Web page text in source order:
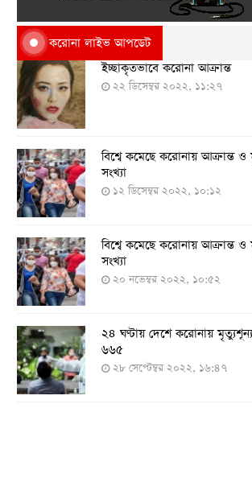
করোনা লাইভ আপডেট
ইচ্ছাকৃতভাবে করোনা আক্রান্ত
২২ ডিসেম্বর ২০২২, ১১:২৭
বিশ্বে কমেছে করোনায় আক্রান্ত
সংখ্যা
১২ ডিসেম্বর ২০২২, ১০:১২
বিশ্বে কমেছে করোনায় আক্রান্ত
সংখ্যা
২০ নভেম্বর ২০২২, ১০:৫২
২৪ ঘণ্টায় দেশে করোনায়
৬৬৫
২৮ সেপ্টেম্বর ২০২২, ১৬:৪৭